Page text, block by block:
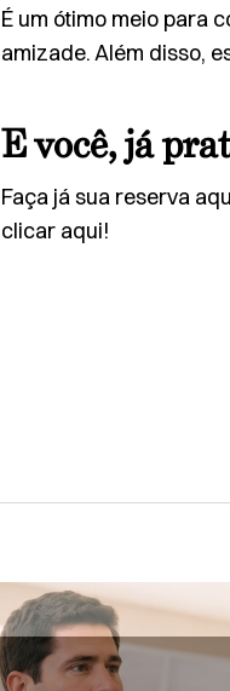
É um ótimo meio para
amizade. Além disso,
E você, já
Faça já sua reserva
clicar aqui!